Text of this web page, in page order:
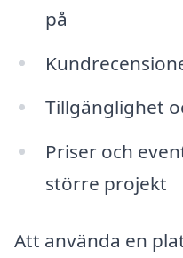
på
Tillgänglighet
Priser och
större projekt
Att använda en